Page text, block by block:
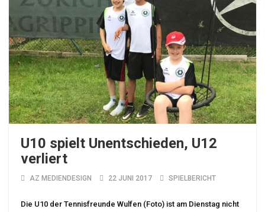
U10 spielt Unentschieden, U12
verliert
AZ MEDIENDESIGN 22 JUNI 2017 SPIELBERICHT
Die U10 der Tennisfreunde Wulfen (Foto) ist am Dienstag nicht